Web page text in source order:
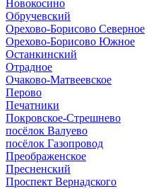
Новокосино
Обручевский
Орехово-Борисово Северное
Орехово-Борисово Южное
Останкинский
Отрадное
Очаково-Матвеевское
Перово
Печатники
Покровское-Стрешнево
посёлок Валуево
посёлок Газопровод
Преображенское
Пресненский
Проспект Вернадского